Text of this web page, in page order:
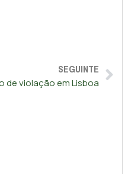
SEGUINTE
de violação em Lisboa